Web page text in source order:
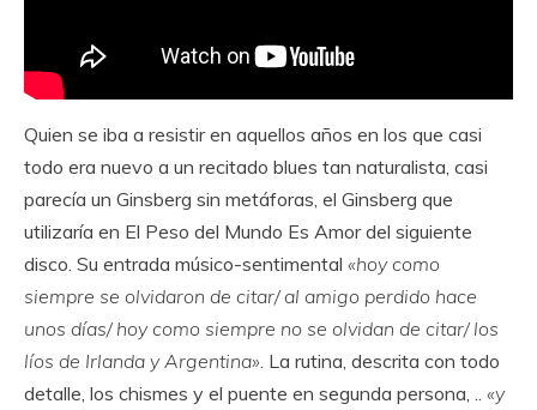
Quien se iba a resistir en aquellos años en los que casi
todo era nuevo a un recitado blues tan naturalista, casi
parecía un Ginsberg sin metáforas, el Ginsberg que
utilizaría en El Peso del Mundo Es Amor del siguiente
disco. Su entrada músico-sentimental «hoy como
siempre se olvidaron de citar/ al amigo perdido hace
unos días/ hoy como siempre no se olvidan de citar/ los
líos de Irlanda y Argentina». La rutina, descrita con todo
detalle, los chismes y el puente en segunda persona, .. «y